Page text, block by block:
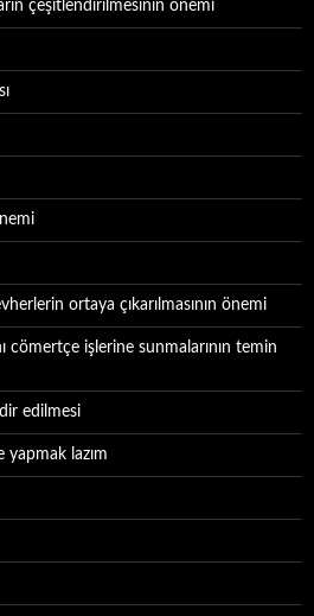
çeşitlendirilmesinin önemi
ortaya çıkarılmasının önemi
cömertçe işlerine sunmalarının temin
edilmesi
lazım